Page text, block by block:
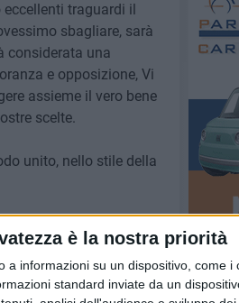
è la nostra priorità
a informazioni su un dispositivo, come i
standard inviate da un
traguardi il
sbagliare, sarà
considerata una
e opposizione, Vi
assieme il vero bene
scelte.
unito, nello stile della
un memorabile
a proseguire nel